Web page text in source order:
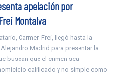
apelación por
Montalva
Carmen Frei, llegó hasta la
Madrid para presentar la
buscan que el crimen sea
calificado y no simple como